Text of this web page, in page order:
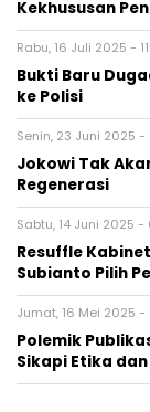
Kekhususan
Rabu, 16 Juli 2025 -
Bukti Baru
ke Polisi
Senin, 23 Juni 2025 -
Jokowi Tak
Regenerasi
Sabtu, 14 Juni 2025 -
Resuffle
Subianto Pilih
Jumat, 16 Mei 2025 -
Polemik
Sikapi Etika